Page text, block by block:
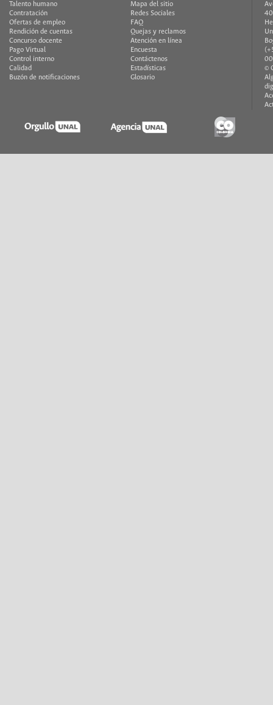
Talento humano
Contratación
Ofertas de empleo
Rendición de cuentas
Concurso docente
Pago Virtual
Control interno
Calidad
Buzón de notificaciones
Mapa del sitio
Redes Sociales
FAQ
Quejas y reclamos
Atención en línea
Encuesta
Contáctenos
Estadísticas
Glosario
©